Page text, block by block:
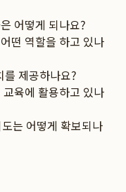
어떻게 되나요?
떤 역할을 하고 있나
제공하나요?
육에 활용하고 있나
는 어떻게 확보되나